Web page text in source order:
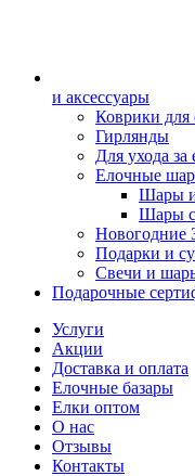
и аксессуары
Коврики для
Гирлянды
Для ухода за
Елочные
Шары
Шары
Новогодние
Подарки и
Свечи и
Подарочные
Услуги
Акции
Доставка и оплата
Елочные базары
Елки оптом
О нас
Отзывы
Контакты